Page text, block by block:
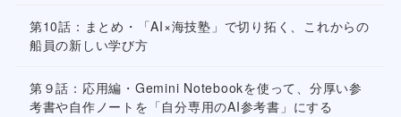
第10話：まとめ・「AI×海技塾」で切り拓く、これからの
船員の新しい学び方
第９話：応用編・Gemini Notebookを使って、分厚い参
考書や自作ノートを「自分専用のAI参考書」にする